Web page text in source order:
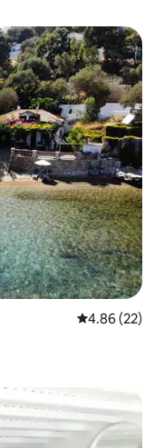
レビュー22
4.86 (22)